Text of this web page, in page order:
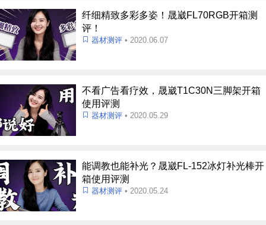
纤细精致多彩多姿！晟崴FL70RGB开箱测
评！
器材测评 • 2020.06.07
不看广告看疗效，晟崴T1C30N三脚架开箱
使用评测
器材测评 • 2020.05.29
能调教也能补光？晟崴FL-152冰灯补光棒开
箱使用评测
器材测评 • 2020.05.24